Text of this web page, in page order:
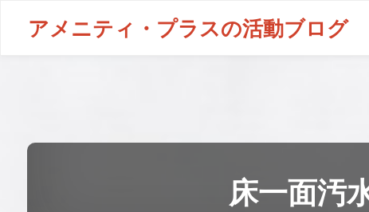
アメニティ・プラスの活動ブログ
床一面汚